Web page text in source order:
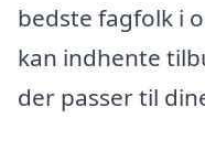
bedste fagfolk i
kan indhente
der passer til